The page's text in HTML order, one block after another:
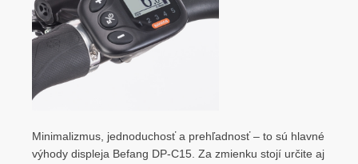
Minimalizmus, jednoduchosť a prehľadnosť – to sú hlavné
výhody displeja Befang DP-C15. Za zmienku stojí určite aj